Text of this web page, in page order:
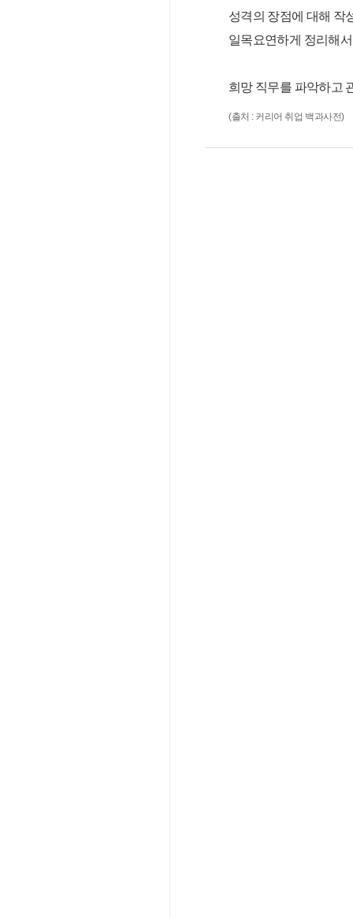
성격의 장점에 대해 작
일목요연하게 정리해
희망 직무를 파악하고
(출처 : 커리어 취업 백과사전)